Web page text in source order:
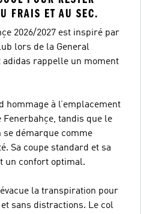
FRAIS ET AU SEC.
2026/2027 est inspiré par
lors de la General
adidas rappelle un moment
hommage à l’emplacement
tandis que le
se démarque comme
Sa coupe standard et sa
un confort optimal.
la transpiration pour
sans distractions. Le col